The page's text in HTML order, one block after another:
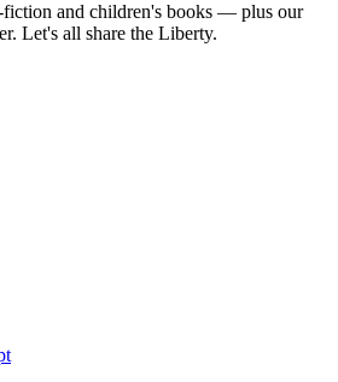
and children's books — plus our
Let's all share the Liberty.